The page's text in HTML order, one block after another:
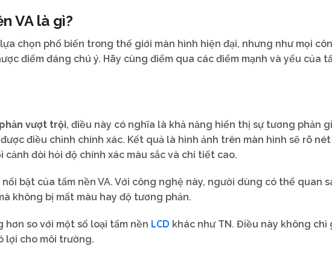
VA là gì?
chọn phổ biến trong thế giới màn hình hiện đại, nhưng như mọi
điểm đáng chú ý. Hãy cùng điểm qua các điểm mạnh và yếu của
vượt trội, điều này có nghĩa là khả năng hiển thị sự tương phản
điều chỉnh chính xác. Kết quả là hình ảnh trên màn hình sẽ rõ nét
đòi hỏi độ chính xác màu sắc và chi tiết cao.
bật của tấm nền VA. Với công nghệ này, người dùng có thể quan
không bị mất màu hay độ tương phản.
hơn so với một số loại tấm nền LCD khác như TN. Điều này không chỉ
lợi cho môi trường.